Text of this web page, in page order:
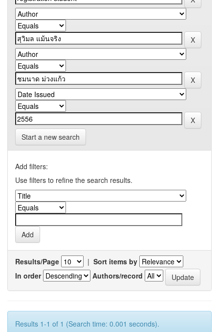
Start a new search
Add filters:
Use filters to refine the search results.
Results/Page | Sort items by
In order
Authors/record
Results 1-1 of 1 (Search time: 0.001 seconds).